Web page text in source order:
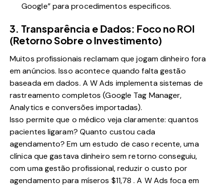
Google” para procedimentos especificos.
3. Transparência e Dados: Foco no ROI
(Retorno Sobre o Investimento)
Muitos profissionais reclamam que jogam dinheiro fora
em anúncios. Isso acontece quando falta gestão
baseada em dados. A W Ads implementa sistemas de
rastreamento completos (Google Tag Manager,
Analytics e conversões importadas).
Isso permite que o médico veja claramente: quantos
pacientes ligaram? Quanto custou cada
agendamento? Em um estudo de caso recente, uma
clínica que gastava dinheiro sem retorno conseguiu,
com uma gestão profissional, reduzir o custo por
agendamento para míseros $11,78 . A W Ads foca em